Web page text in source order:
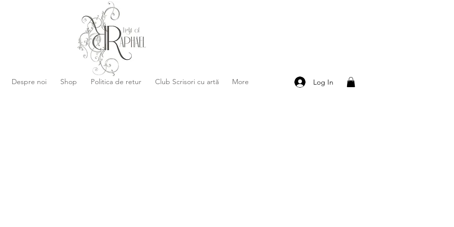
Despre noi Shop Politica de retur Club Scrisori cu artă More Log In